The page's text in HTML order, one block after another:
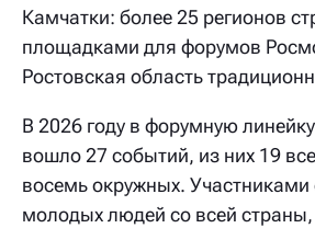
Камчатки: более 25 регионов
площадками для форумов
Ростовская область
В 2026 году в форумную
вошло 27 событий, из них 19
восемь окружных. Участниками
молодых людей со всей